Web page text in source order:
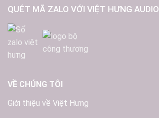
QUÉT MÃ ZALO VỚI VIỆT HƯNG AUDIO
VỀ CHÚNG TÔI
Giới thiệu về Việt Hưng